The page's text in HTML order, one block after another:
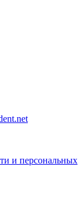
и персональных